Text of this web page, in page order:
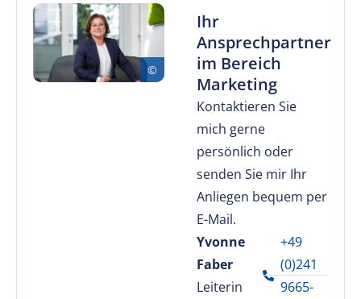
Ihr
Ansprechpartner
im Bereich
Marketing
Kontaktieren Sie
mich gerne
persönlich oder
senden Sie mir Ihr
Anliegen bequem per
E-Mail.
Yvonne
Faber
Leiterin
+49
(0)241
9665-